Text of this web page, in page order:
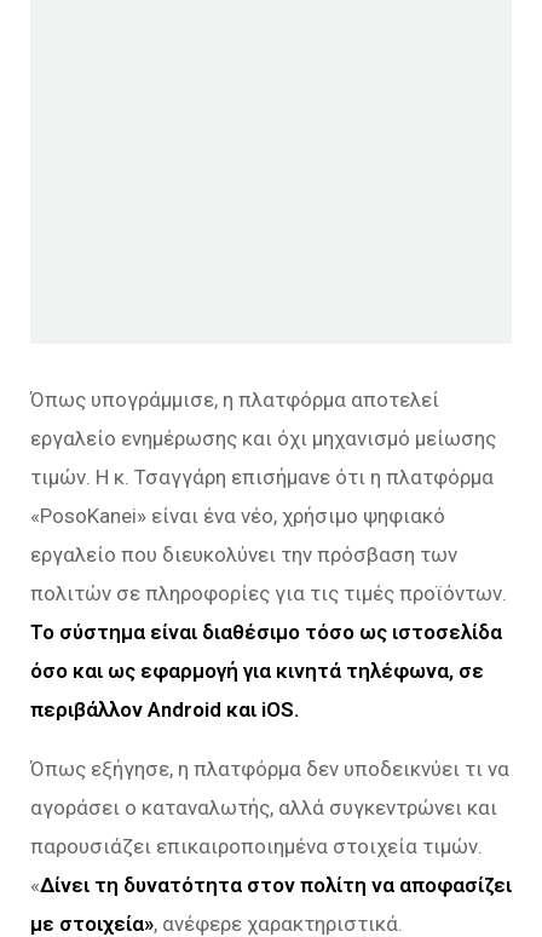
Όπως υπογράμμισε, η πλατφόρμα αποτελεί
εργαλείο ενημέρωσης και όχι μηχανισμό μείωσης
τιμών. Η κ. Τσαγγάρη επισήμανε ότι η πλατφόρμα
«PosoKanei» είναι ένα νέο, χρήσιμο ψηφιακό
εργαλείο που διευκολύνει την πρόσβαση των
πολιτών σε πληροφορίες για τις τιμές προϊόντων.
Το σύστημα είναι διαθέσιμο τόσο ως ιστοσελίδα
όσο και ως εφαρμογή για κινητά τηλέφωνα, σε
περιβάλλον Android και iOS.
Όπως εξήγησε, η πλατφόρμα δεν υποδεικνύει τι να
αγοράσει ο καταναλωτής, αλλά συγκεντρώνει και
παρουσιάζει επικαιροποιημένα στοιχεία τιμών.
«Δίνει τη δυνατότητα στον πολίτη να αποφασίζει
με στοιχεία», ανέφερε χαρακτηριστικά.